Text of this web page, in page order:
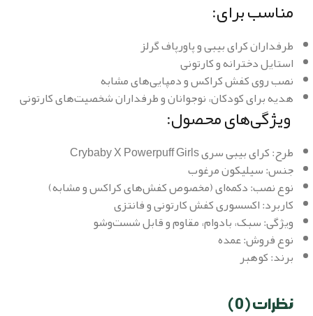
مناسب برای:
طرفداران کرای بیبی و پاورپاف گرلز
استایل دخترانه و کارتونی
نصب روی کفش کراکس و دمپایی‌های مشابه
هدیه برای کودکان، نوجوانان و طرفداران شخصیت‌های کارتونی
ویژگی‌های محصول:
طرح: کرای بیبی سری Crybaby X Powerpuff Girls
جنس: سیلیکون مرغوب
نوع نصب: دکمه‌ای (مخصوص کفش‌های کراکس و مشابه)
کاربرد: اکسسوری کفش کارتونی و فانتزی
ویژگی: سبک، بادوام، مقاوم و قابل شست‌وشو
نوع فروش: عمده
برند: کوهبر
نظرات (0)